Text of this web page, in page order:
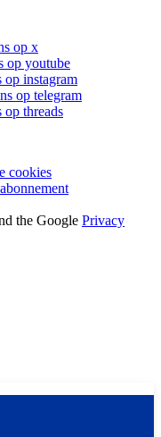
op x
op youtube
op instagram
op telegram
op threads
cookies
the Google Privacy